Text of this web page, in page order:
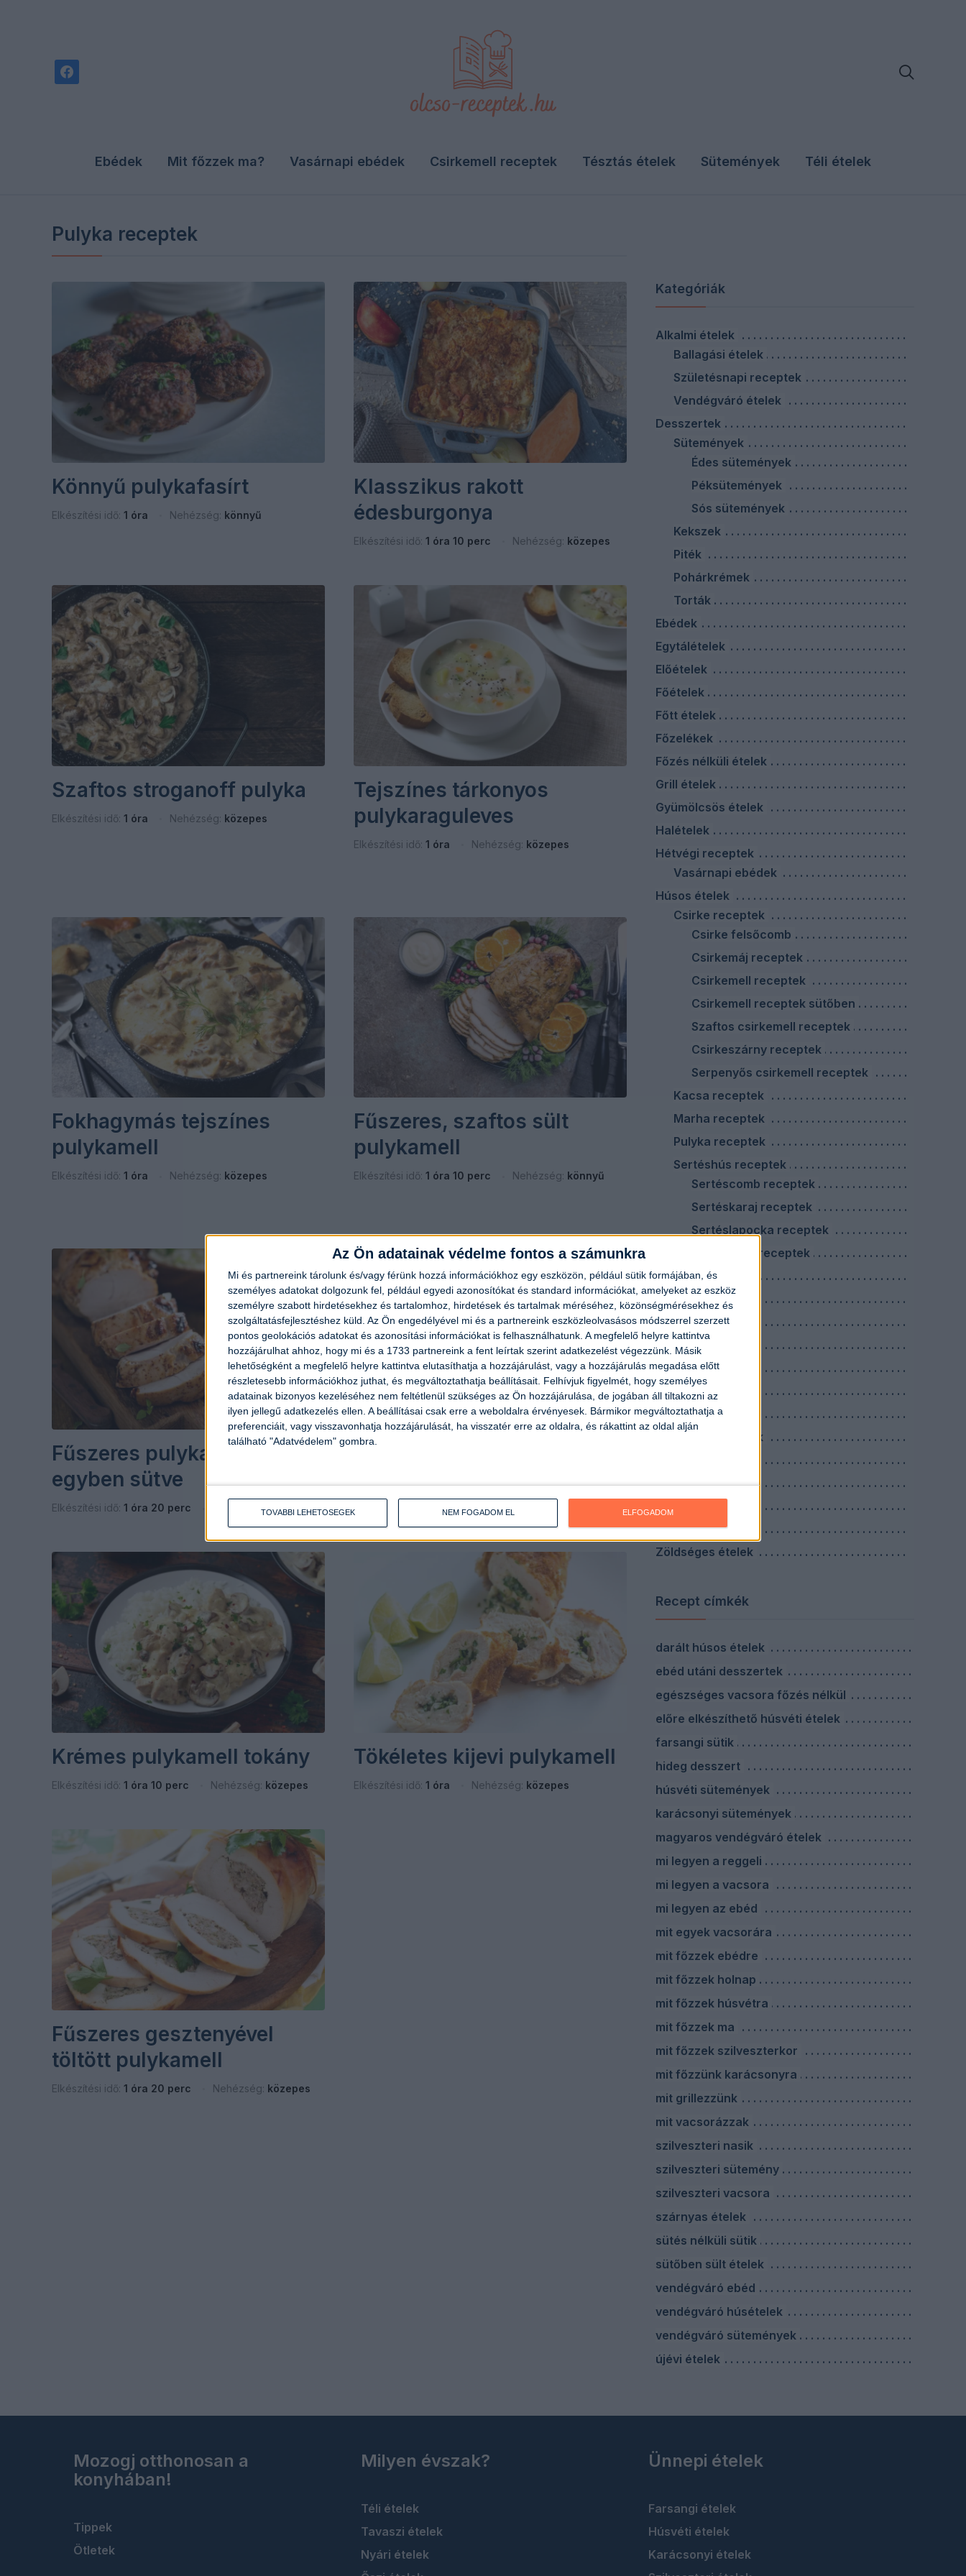
Az Ön adatainak védelme fontos a számunkra
Mi és partnereink tárolunk és/vagy férünk hozzá információkhoz egy eszközön, például sütik formájában, és
személyes adatokat dolgozunk fel, például egyedi azonosítókat és standard információkat, amelyeket az eszköz
személyre szabott hirdetésekhez és tartalomhoz, hirdetések és tartalmak méréséhez, közönségmérésekhez és
szolgáltatásfejlesztéshez küld. Az Ön engedélyével mi és a partnereink eszközleolvasásos módszerrel szerzett
pontos geolokációs adatokat és azonosítási információkat is felhasználhatunk. A megfelelő helyre kattintva
hozzájárulhat ahhoz, hogy mi és a 1733 partnereink a fent leírtak szerint adatkezelést végezzünk. Másik
lehetőségként a megfelelő helyre kattintva elutasíthatja a hozzájárulást, vagy a hozzájárulás megadása előtt
részletesebb információkhoz juthat, és megváltoztathatja beállításait. Felhívjuk figyelmét, hogy személyes
adatainak bizonyos kezeléséhez nem feltétlenül szükséges az Ön hozzájárulása, de jogában áll tiltakozni az
ilyen jellegű adatkezelés ellen. A beállításai csak erre a weboldalra érvényesek. Bármikor megváltoztathatja a
preferenciáit, vagy visszavonhatja hozzájárulását, ha visszatér erre az oldalra, és rákattint az oldal alján
található "Adatvédelem" gombra.
TOVÁBBI LEHETŐSÉGEK NEM FOGADOM EL ELFOGADOM
facebook 
Ebédek Mit főzzek ma? Vasárnapi ebédek Csirkemell receptek Tésztás ételek Sütemények Téli ételek
Pulyka receptek
Könnyű pulykafasírt
Elkészítési idő: 1 óra Nehézség: könnyű
Klasszikus rakott
édesburgonya
Elkészítési idő: 1 óra 10 perc Nehézség: közepes
Szaftos stroganoff pulyka
Elkészítési idő: 1 óra Nehézség: közepes
Tejszínes tárkonyos
pulykaraguleves
Elkészítési idő: 1 óra Nehézség: közepes
Fokhagymás tejszínes
pulykamell
Elkészítési idő: 1 óra Nehézség: közepes
Fűszeres, szaftos sült
pulykamell
Elkészítési idő: 1 óra 10 perc Nehézség: könnyű
Fűszeres pulykamell
egyben sütve
Elkészítési idő: 1 óra 20 perc Nehézség:könnyű
szilvával töltött pulykamell
Elkészítési idő: 1 óra 20 perc
Krémes pulykamell tokány
Elkészítési idő: 1 óra 10 perc Nehézség: közepes
Tökéletes kijevi pulykamell
Elkészítési idő: 1 óra Nehézség: közepes
Fűszeres gesztenyével
töltött pulykamell
Elkészítési idő: 1 óra 20 perc Nehézség: közepes
Kategóriák
Alkalmi ételek
Ballagási ételek
Születésnapi receptek
Vendégváró ételek
Desszertek
Sütemények
Édes sütemények
Péksütemények
Sós sütemények
Kekszek
Piték
Pohárkrémek
Torták
Ebédek
Egytálételek
Előételek
Főételek
Főtt ételek
Főzelékek
Főzés nélküli ételek
Grill ételek
Gyümölcsös ételek
Halételek
Hétvégi receptek
Vasárnapi ebédek
Húsos ételek
Csirke receptek
Csirke felsőcomb
Csirkemáj receptek
Csirkemell receptek
Csirkemell receptek sütőben
Szaftos csirkemell receptek
Csirkeszárny receptek
Serpenyős csirkemell receptek
Kacsa receptek
Marha receptek
Pulyka receptek
Sertéshús receptek
Sertéscomb receptek
Sertéskaraj receptek
Sertéslapocka receptek
Sertéstarja receptek
Virslis ételek
Köretek
Levesek
Nagyi receptek
Reggelik
Saláták
Savanyúságok
Szószok, mártások
Tésztás ételek
Tojásos ételek
Vacsorák
Zöldséges ételek
Recept címkék
darált húsos ételek
ebéd utáni desszertek
egészséges vacsora főzés nélkül
előre elkészíthető húsvéti ételek
farsangi sütik
hideg desszert
húsvéti sütemények
karácsonyi sütemények
magyaros vendégváró ételek
mi legyen a reggeli
mi legyen a vacsora
mi legyen az ebéd
mit egyek vacsorára
mit főzzek ebédre
mit főzzek holnap
mit főzzek húsvétra
mit főzzek ma
mit főzzek szilveszterkor
mit főzzünk karácsonyra
mit grillezzünk
mit vacsorázzak
szilveszteri nasik
szilveszteri sütemény
szilveszteri vacsora
szárnyas ételek
sütés nélküli sütik
sütőben sült ételek
vendégváró ebéd
vendégváró húsételek
vendégváró sütemények
újévi ételek
Mozogj otthonosan a
konyhában!
Tippek
Ötletek
Milyen évszak?
Téli ételek
Tavaszi ételek
Nyári ételek
Ünnepi ételek
Farsangi ételek
Húsvéti ételek
Karácsonyi ételek